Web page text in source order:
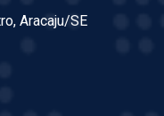
Aracaju/SE